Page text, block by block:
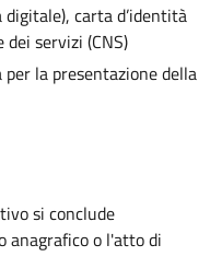
carta d’identità
servizi (CNS)
la presentazione della
si conclude
anagrafico o l'atto di